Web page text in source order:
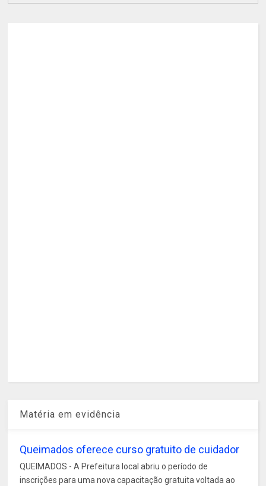
Matéria em evidência
Queimados oferece curso gratuito de cuidador
QUEIMADOS - A Prefeitura local abriu o período de
inscrições para uma nova capacitação gratuita voltada ao